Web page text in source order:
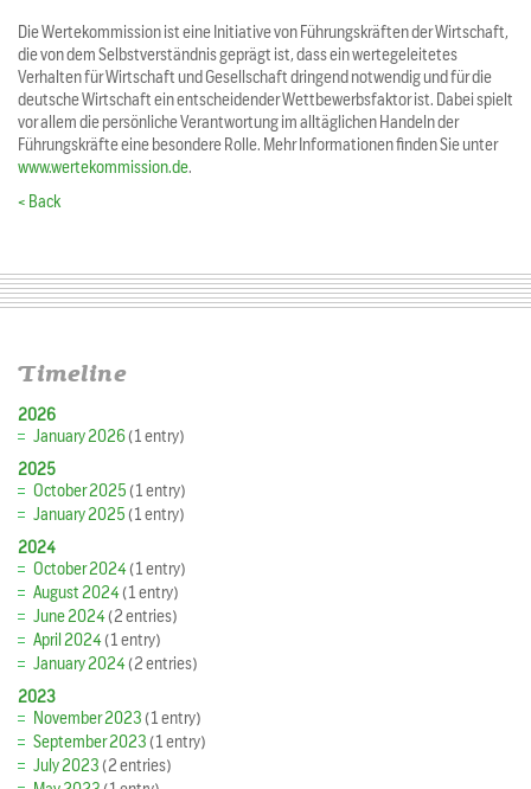
Die Wertekommission ist eine Initiative von Führungskräften der Wirtschaft,
die von dem Selbstverständnis geprägt ist, dass ein wertegeleitetes
Verhalten für Wirtschaft und Gesellschaft dringend notwendig und für die
deutsche Wirtschaft ein entscheidender Wettbewerbsfaktor ist. Dabei spielt
vor allem die persönliche Verantwortung im alltäglichen Handeln der
Führungskräfte eine besondere Rolle. Mehr Informationen finden Sie unter
www.wertekommission.de.
< Back
Timeline
2026
January 2026(1 entry)
2025
October 2025(1 entry)
January 2025(1 entry)
2024
October 2024(1 entry)
August 2024(1 entry)
June 2024(2 entries)
April 2024(1 entry)
January 2024(2 entries)
2023
November 2023(1 entry)
September 2023(1 entry)
July 2023(2 entries)